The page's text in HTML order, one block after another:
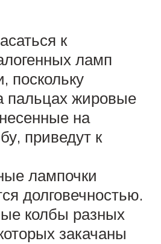
к
ламп
поскольку
пальцах жировые
на
приведут к
лампочки
долговечностью.
колбы разных
закачаны